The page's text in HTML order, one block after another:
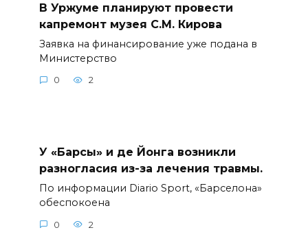
В Уржуме планируют провести
капремонт музея С.М. Кирова
Заявка на финансирование уже подана в
Министерство
0 2
У «Барсы» и де Йонга возникли
разногласия из-за лечения травмы.
По информации Diario Sport, «Барселона»
обеспокоена
0 2